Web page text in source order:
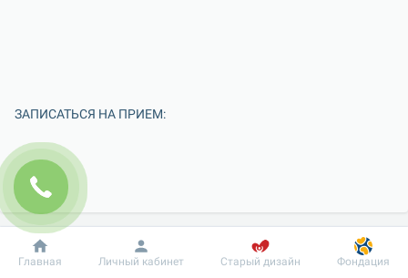
ЗАПИСАТЬСЯ НА ПРИЕМ:
Добробут Информация Пациенту
Главная Личный кабинет Старый дизайн Фондация